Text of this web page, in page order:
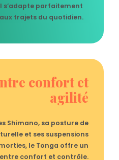
s’adapte parfaitement
trajets du quotidien.
confort et
agilité
Shimano, sa posture de
et ses suspensions
le Tonga offre un
confort et contrôle.